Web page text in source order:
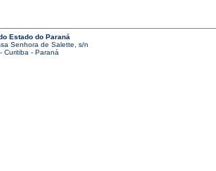
Estado do Paraná
Senhora de Salette, s/n
Curitiba - Paraná